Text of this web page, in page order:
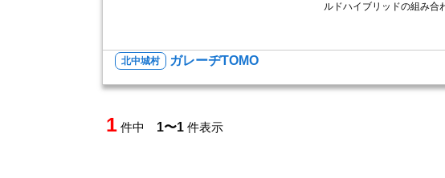
ルドハイブリッドの組み合
北中城村 ガレーヂTOMO
1 件中 1〜1 件表示